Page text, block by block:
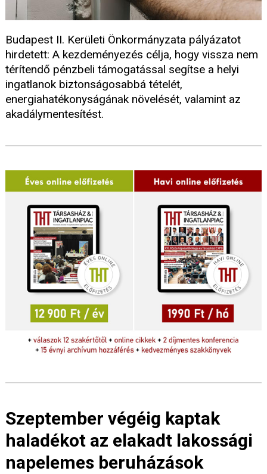
Budapest II. Kerületi Önkormányzata pályázatot
hirdetett: A kezdeményezés célja, hogy vissza nem
térítendő pénzbeli támogatással segítse a helyi
ingatlanok biztonságosabbá tételét,
energiahatékonyságának növelését, valamint az
akadálymentesítést.
Szeptember végéig kaptak
haladékot az elakadt lakossági
napelemes beruházások